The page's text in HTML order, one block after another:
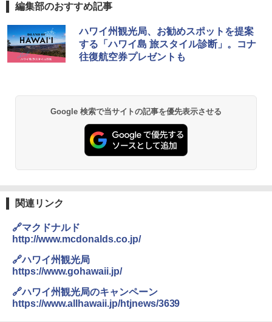
GRANDOOR ステンレス保冷剤 2個セット 2
026リニューアル 急速冷凍 空間倍増 衛生的
コンパクト 保冷力長持ち
-08EX カーキ ソロキャンプ ポリエステル フ
レーム ドーム型 テント
￥14,800
￥6,459
ポインターライト 強力 小型 緑色/赤色/青紫色
USB充電式 高精度 超長距離照射 長時間使用
可能 安全ロック付き 高安全性 金属製耐久 コ
ンパクト多機能設計 持ち運び便利 アウトド
ア/オフィス/教育現場/展示会用 緑
編集部のおすすめ記事
ハワイ州観光局、お勧めスポットを提案
する「ハワイ島 旅スタイル診断」。コナ
往復航空券プレゼントも
Google 検索で当サイトの記事を優先表示させる
関連リンク
🔗マクドナルド
http://www.mcdonalds.co.jp/
🔗ハワイ州観光局
https://www.gohawaii.jp/
🔗ハワイ州観光局のキャンペーン
https://www.allhawaii.jp/htjnews/3639